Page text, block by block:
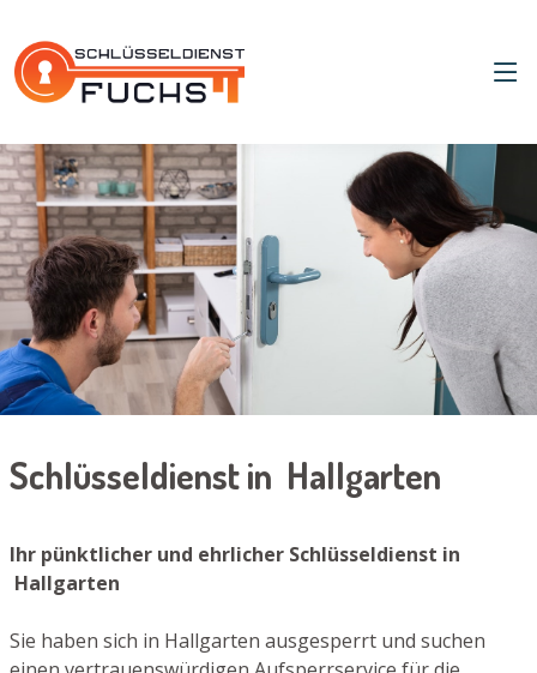
Schlüsseldienst in Hallgarten
Ihr pünktlicher und ehrlicher Schlüsseldienst in
Hallgarten
Sie haben sich in Hallgarten ausgesperrt und suchen